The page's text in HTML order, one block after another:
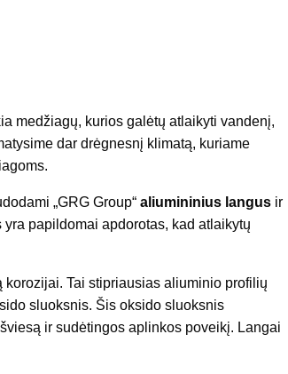
medžiagų, kurios galėtų atlaikyti vandenį,
dar drėgnesnį klimatą, kuriame
„GRG Group“ aliumininius langus ir
papildomai apdorotas, kad atlaikytų
Tai stipriausias aliuminio profilių
sluoksnis. Šis oksido sluoksnis
ir sudėtingos aplinkos poveikį. Langai